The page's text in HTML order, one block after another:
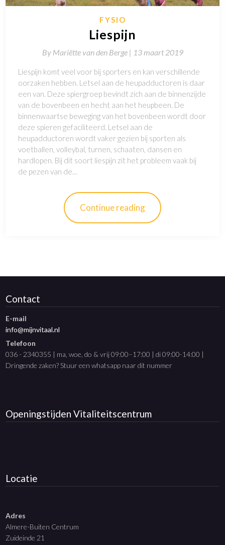
FYSIO
Liespijn
By Mariëtte van den Berge | 13 maart 2019
Liespijn komt veel voor bij sporters en kan verschillende
oorzaken hebben. Letsel aan de heupadductoren is daar
een van. Deze spiergroep bevindt zich aan de binnenzijde
van de bovenbeen en hecht aan het heupbeen. De
binnenwaartse beweging van het bovenbeen wordt door
deze spieren gefaciliteerd. Letsel aan de
heupadductoren wordt vaker gezien bij sporten als
voetballen, volleybal, turnen, schaaten, dansen en
hardlopen. Bij dit soort liespijn zit het probleem vaak bij
de pezen van de…
Continue reading
Contact
E-mail
info@mijnvitaal.nl
Telefoon
036 - 2340355 | ma, woe, do & vrij 09:00–17:00 | di 09:00-14:00 |
Dringende zaken? Stuur een whatsapp naar dit nummer
OpeningstijdenVitaliteitscentrum
Locatie
Adres
Almere-Buiten Centrum
Zuideinde 21